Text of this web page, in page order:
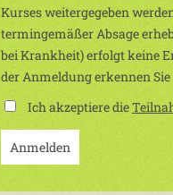
Kurses weitergegeben
termingemäßer Absage
bei Krankheit) erfolgt keine
der Anmeldung erkennen
Ich akzeptiere die
Anmelden